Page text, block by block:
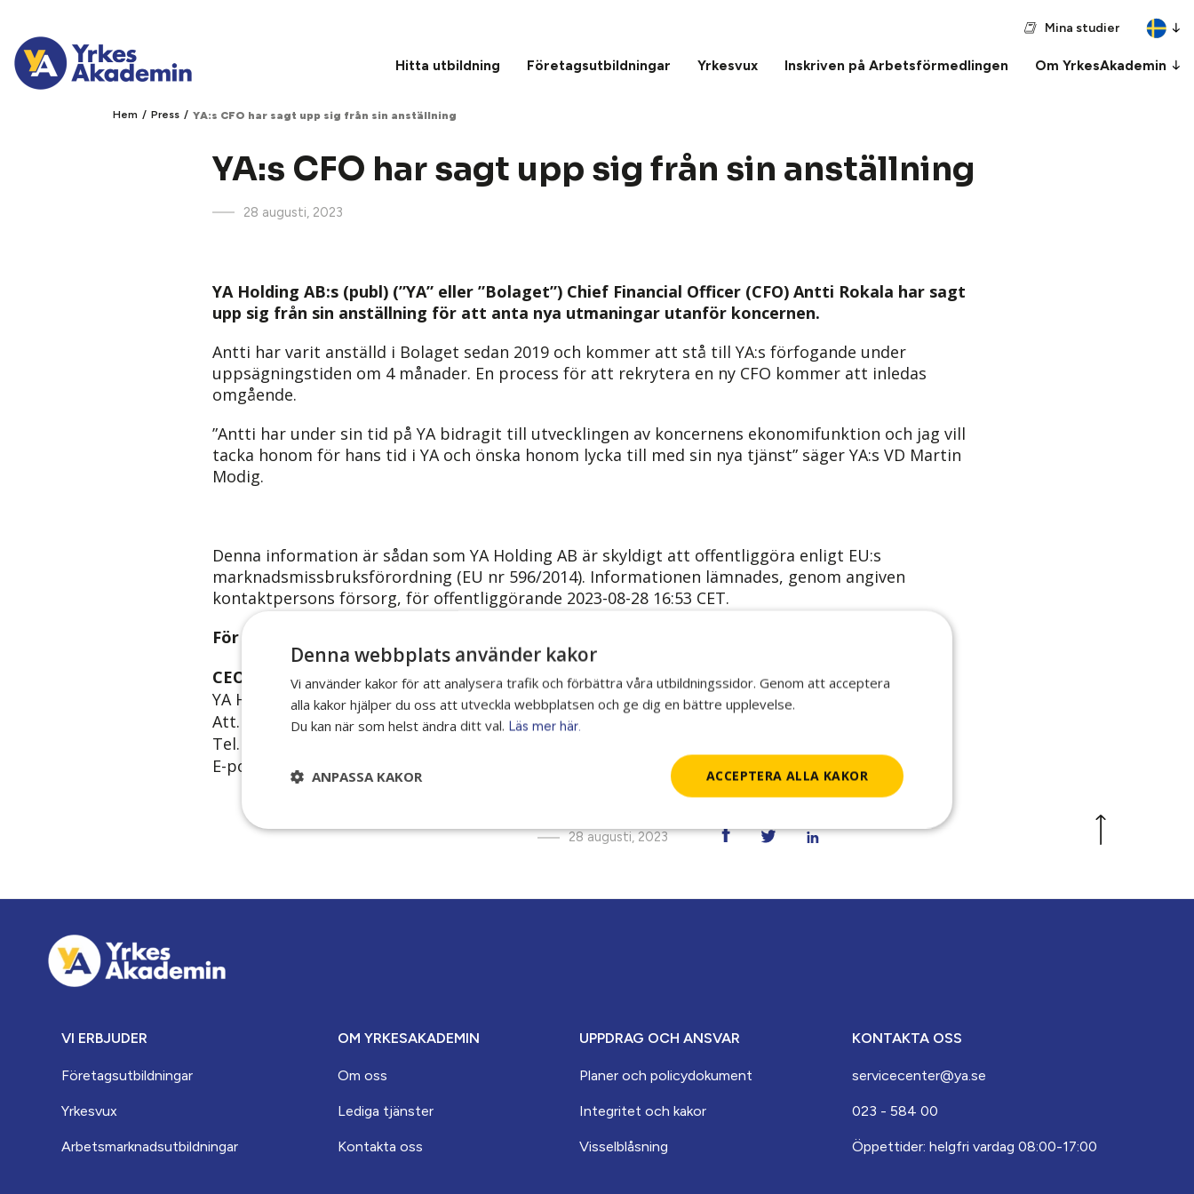
Mina studier
Hitta utbildning Företagsutbildningar Yrkesvux Inskriven på Arbetsförmedlingen Om YrkesAkademin
Hem / Press / YA:s CFO har sagt upp sig från sin anställning
YA:s CFO har sagt upp sig från sin anställning
28 augusti, 2023
YA Holding AB:s (publ) (”YA” eller ”Bolaget”) Chief Financial Officer (CFO) Antti Rokala har sagt
upp sig från sin anställning för att anta nya utmaningar utanför koncernen.
Antti har varit anställd i Bolaget sedan 2019 och kommer att stå till YA:s förfogande under
uppsägningstiden om 4 månader. En process för att rekrytera en ny CFO kommer att inledas
omgående.
”Antti har under sin tid på YA bidragit till utvecklingen av koncernens ekonomifunktion och jag vill
tacka honom för hans tid i YA och önska honom lycka till med sin nya tjänst” säger YA:s VD Martin
Modig.
Denna information är sådan som YA Holding AB är skyldigt att offentliggöra enligt EU:s
marknadsmissbruksförordning (EU nr 596/2014). Informationen lämnades, genom angiven
kontaktpersons försorg, för offentliggörande 2023-08-28 16:53 CET.
För pressfrågor, vänligen kontakta:
CEO
YA Holding AB (publ)
Att. Martin Modig
Tel.nr: +46 (0) 72 369 66 80
E-post:
martin.modig@ya.se
28 augusti, 2023
VI ERBJUDER
Företagsutbildningar
Yrkesvux
Arbets­marknads­­utbildningar
OM YRKESAKADEMIN
Om oss
Lediga tjänster
Kontakta oss
UPPDRAG OCH ANSVAR
Planer och policydokument
Integritet och kakor
Visselblåsning
KONTAKTA OSS
servicecenter@ya.se
023 - 584 00
Öppettider: helgfri vardag 08:00-17:00
Denna webbplats använder kakor
Vi använder kakor för att analysera trafik och förbättra våra utbildningssidor. Genom att acceptera
alla kakor hjälper du oss att utveckla webbplatsen och ge dig en bättre upplevelse.
Du kan när som helst ändra ditt val. Läs mer här.
ACCEPTERA ALLA KAKOR
ANPASSA KAKOR